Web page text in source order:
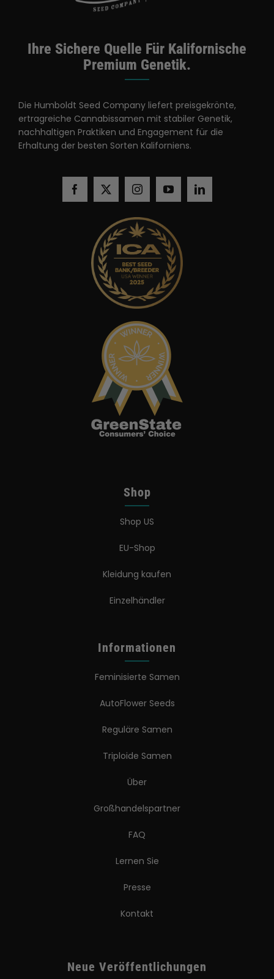
Ihre Sichere Quelle Für Kalifornische
Premium Genetik.
Die Humboldt Seed Company liefert preisgekrönte,
ertragreiche Cannabissamen mit stabiler Genetik,
nachhaltigen Praktiken und Engagement für die
Erhaltung der besten Sorten Kaliforniens.
Shop
Shop US
EU-Shop
Kleidung kaufen
Einzelhändler
Informationen
Feminisierte Samen
AutoFlower Seeds
Reguläre Samen
Triploide Samen
Über
Großhandelspartner
FAQ
Lernen Sie
Presse
Kontakt
Neue Veröffentlichungen